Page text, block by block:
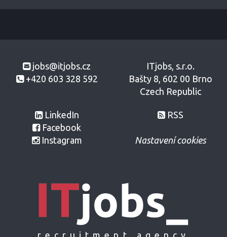
jobs@itjobs.cz
+420 603 328 592
LinkedIn
Facebook
Instagram
ITjobs, s.r.o.
Bašty 8, 602 00 Brno
Czech Republic
RSS
Nastavení cookies
recruitment agency